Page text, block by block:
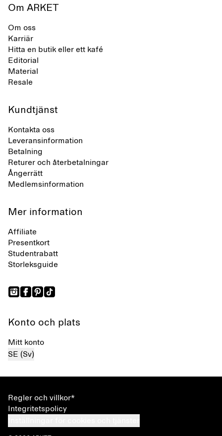
Om ARKET
Om oss
Karriär
Hitta en butik eller ett kafé
Editorial
Material
Resale
Kundtjänst
Kontakta oss
Leveransinformation
Betalning
Returer och återbetalningar
Ångerrätt
Medlemsinformation
Mer information
Affiliate
Presentkort
Studentrabatt
Storleksguide
Konto och plats
Mitt konto
SE (Sv)
Regler och villkor*
Integritetspolicy